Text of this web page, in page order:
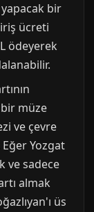
bir
ücreti
ödeyerek
bir müze
ve çevre
Yozgat
ve sadece
almak
üs